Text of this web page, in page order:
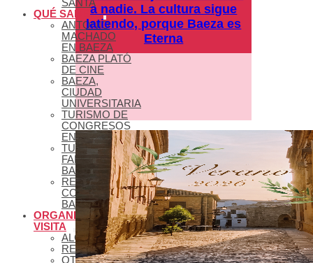
SANTA
QUÉ SABER
ANTONIO
MACHADO
EN BAEZA
BAEZA PLATÓ
DE CINE
BAEZA,
CIUDAD
UNIVERSITARIA
TURISMO DE
CONGRESOS
EN BAEZA
TURISMO
FAMILIAR EN
BAEZA
REDES
COLABORATIVAS
BAEZA
ORGANIZA TU
VISITA
ALOJAMIENTOS
RESTAURANTES
OTROS
a nadie. La cultura sigue
latiendo, porque Baeza es
Eterna